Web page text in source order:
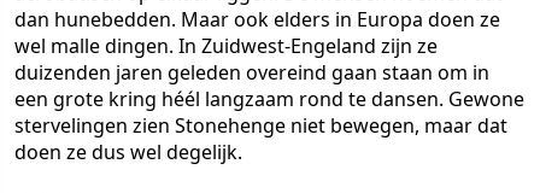
dan hunebedden. Maar ook elders in Europa doen ze
wel malle dingen. In Zuidwest-Engeland zijn ze
duizenden jaren geleden overeind gaan staan om in
een grote kring héél langzaam rond te dansen. Gewone
stervelingen zien Stonehenge niet bewegen, maar dat
doen ze dus wel degelijk.